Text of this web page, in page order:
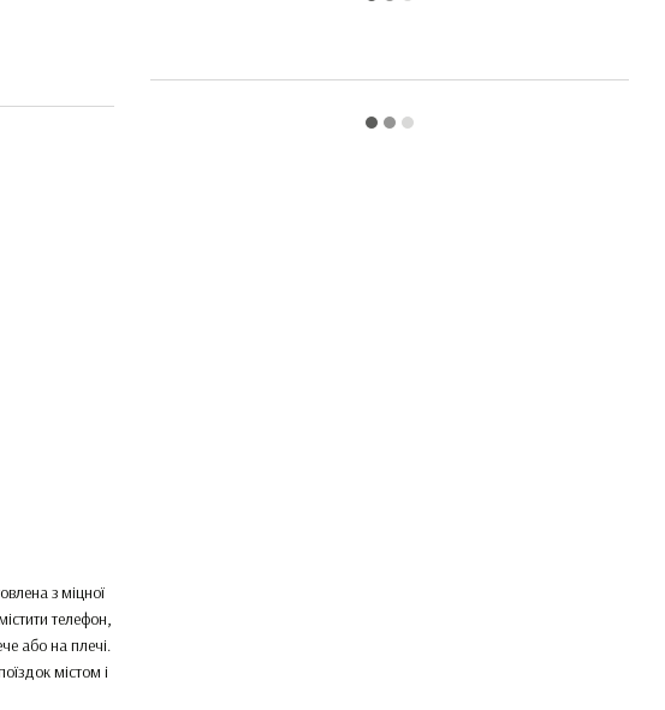
з міцної
телефон,
або на плечі.
містом і